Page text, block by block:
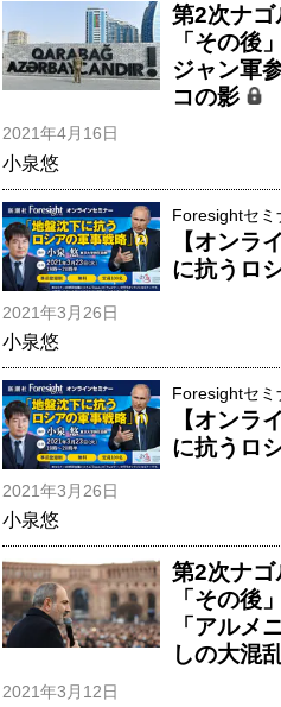
第2次ナ
「その後
ジャン軍
コの影
2021年4月16日
小泉悠
Foresightセミ
【オンラ
に抗うロ
2021年3月26日
小泉悠
Foresightセミ
【オンラ
に抗うロ
2021年3月26日
小泉悠
第2次ナ
「その後
「アルメ
しの大混
2021年3月12日